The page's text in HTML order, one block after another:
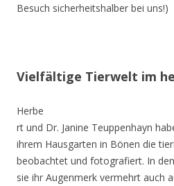
Besuch sicherheitshalber bei uns!)
Vielfältige Tierwelt im
Herbe
rt und Dr. Janine Teuppenhayn
ihrem Hausgarten in Bönen die
beobachtet und fotografiert. In
sie ihr Augenmerk vermehrt auch